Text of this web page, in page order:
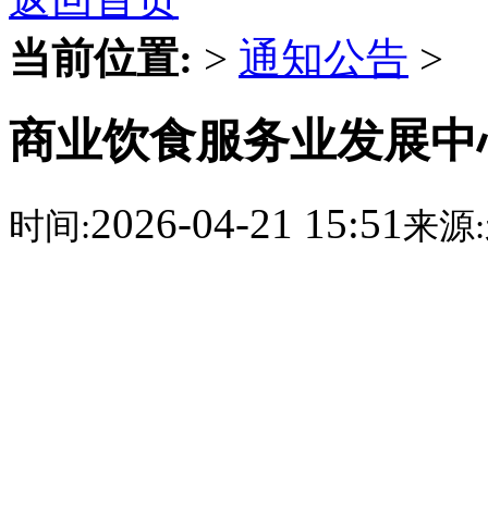
当前位置: > 通知公告 >
商业饮食服务业发展
时间:2026-04-21 15:51来源: